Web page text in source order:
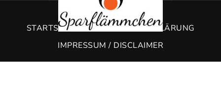
STARTSEITE
DATENSCHUTZERKLÄRUNG
IMPRESSUM / DISCLAIMER